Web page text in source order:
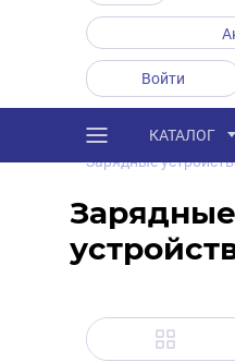
Войти
КАТАЛОГ
Каталог /
Зарядные
Зарядные